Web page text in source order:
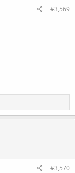
#3,569
#3,570